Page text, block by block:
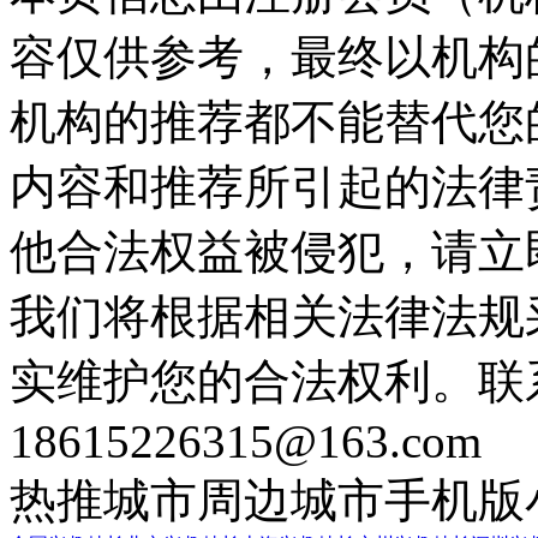
容仅供参考，最终以机
机构的推荐都不能替代
内容和推荐所引起的法
他合法权益被侵犯，请
我们将根据相关法律法
实维护您的合法权利。
18615226315@163.com
热推城市周边城市手机版